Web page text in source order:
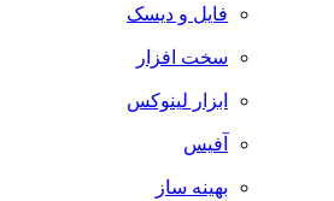
فایل و دیسک
سخت افزار
ابزار لینوکس
آفیس
بهینه ساز